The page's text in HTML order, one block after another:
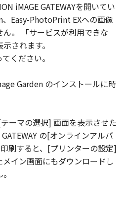
ません。
国政府または該当国の政
可等を得ることなしに、本
部または一部を、直接ま
してはなりません。
iMAGE GATEWAYを開いてい
Easy-PhotoPrint EXへの画像
。 「サービスが利用できな
されます。
ください。
Garden のインストールに時
ーマの選択] 画面を表示させた
の[オンラインアルバ
刷すると、[プリンターの設定]
イン画面にもダウンロードし